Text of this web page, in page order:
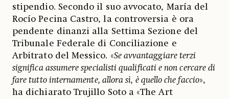
stipendio. Secondo il suo avvocato, María del
Rocío Pecina Castro, la controversia è ora
pendente dinanzi alla Settima Sezione del
Tribunale Federale di Conciliazione e
Arbitrato del Messico. «Se avvantaggiare terzi
significa assumere specialisti qualificati e non cercare di
fare tutto internamente, allora sì, è quello che faccio»,
ha dichiarato Trujillo Soto a «The Art